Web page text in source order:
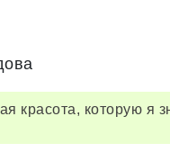
красота, которую я